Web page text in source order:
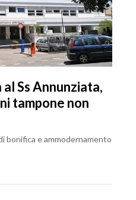
Ss Annunziata,
tampone non
bonifica e ammodernamento